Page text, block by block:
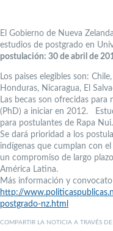
El Gobierno de Nueva
estudios de postgrado en
postulación: 30 de abril de
Los paises elegibles son:
Honduras, Nicaragua, El
Las becas son ofrecidas
(PhD) a iniciar en 2012.
para postulantes de Rapa Nui.
Se dará prioridad a los
indígenas que cumplan con
un compromiso de largo
América Latina.
Más información y
http://
postgrado-nz.html
COMPARTIR LA NOTICIA A TRAVÉS DE: